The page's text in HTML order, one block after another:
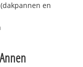
en